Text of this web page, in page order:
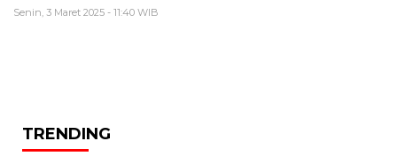
Senin, 3 Maret 2025 - 11:40 WIB
TRENDING